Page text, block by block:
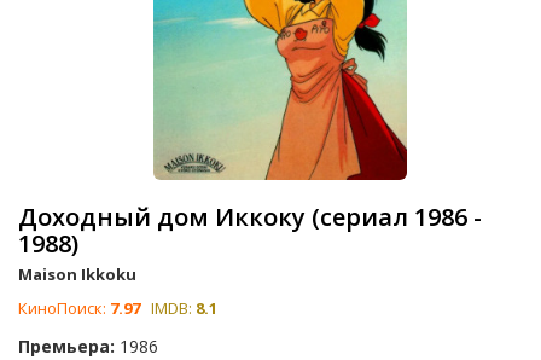
Доходный дом Иккоку (сериал 1986 -
1988)
Maison Ikkoku
КиноПоиск: 7.97 IMDB: 8.1
Премьера: 1986